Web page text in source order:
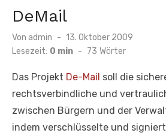
DeMail
Von admin
Veröffentlicht
am
13. Oktober 2009
Lesezeit: 0 min - 73 Wörter
Das Projekt De-Mail soll die
rechtsverbindliche und
zwischen Bürgern und der
indem verschlüsselte und